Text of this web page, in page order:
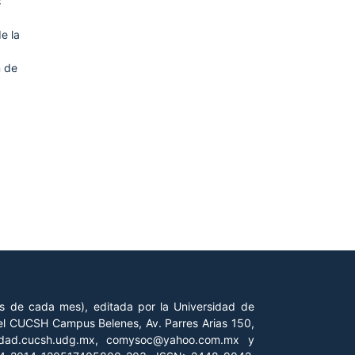
la
de
de cada mes), editada por la Universidad de
Campus Belenes, Av. Parres Arias 150,
comysoc@yahoo.com.mx y